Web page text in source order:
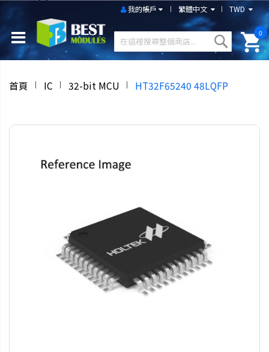
TWD
繁體中文
我的帳戶
0
首頁 IC 32-bit MCU HT32F65240 48LQFP